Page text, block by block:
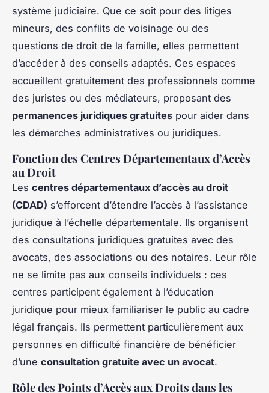
système judiciaire. Que ce soit pour des litiges
mineurs, des conflits de voisinage ou des
questions de droit de la famille, elles permettent
d’accéder à des conseils adaptés. Ces espaces
accueillent gratuitement des professionnels comme
des juristes ou des médiateurs, proposant des
permanences juridiques gratuites pour aider dans
les démarches administratives ou juridiques.
Fonction des Centres Départementaux d’Accès
au Droit
Les centres départementaux d’accès au droit
(CDAD) s’efforcent d’étendre l’accès à l’assistance
juridique à l’échelle départementale. Ils organisent
des consultations juridiques gratuites avec des
avocats, des associations ou des notaires. Leur rôle
ne se limite pas aux conseils individuels : ces
centres participent également à l’éducation
juridique pour mieux familiariser le public au cadre
légal français. Ils permettent particulièrement aux
personnes en difficulté financière de bénéficier
d’une consultation gratuite avec un avocat.
Rôle des Points d’Accès aux Droits dans les